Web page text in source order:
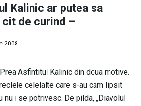
Kalinic ar putea sa
de curind –
2008
Asfintitul Kalinic din doua motive.
celelalte care s-au cam lipsit
nu i se potrivesc. De pilda, „Diavolul